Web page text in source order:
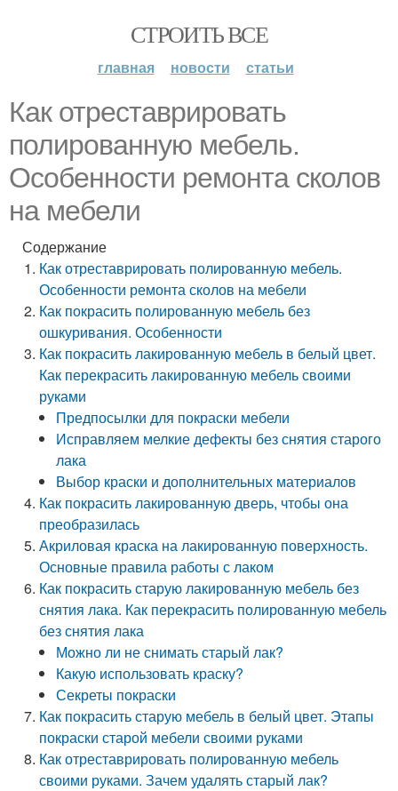
СТРОИТЬ ВСЕ
главная новости статьи
Как отреставрировать
полированную мебель.
Особенности ремонта сколов
на мебели
Содержание
Как отреставрировать полированную мебель.
Особенности ремонта сколов на мебели
Как покрасить полированную мебель без
ошкуривания. Особенности
Как покрасить лакированную мебель в белый цвет.
Как перекрасить лакированную мебель своими
руками
Предпосылки для покраски мебели
Исправляем мелкие дефекты без снятия старого
лака
Выбор краски и дополнительных материалов
Как покрасить лакированную дверь, чтобы она
преобразилась
Акриловая краска на лакированную поверхность.
Основные правила работы с лаком
Как покрасить старую лакированную мебель без
снятия лака. Как перекрасить полированную мебель
без снятия лака
Можно ли не снимать старый лак?
Какую использовать краску?
Секреты покраски
Как покрасить старую мебель в белый цвет. Этапы
покраски старой мебели своими руками
Как отреставрировать полированную мебель
своими руками. Зачем удалять старый лак?